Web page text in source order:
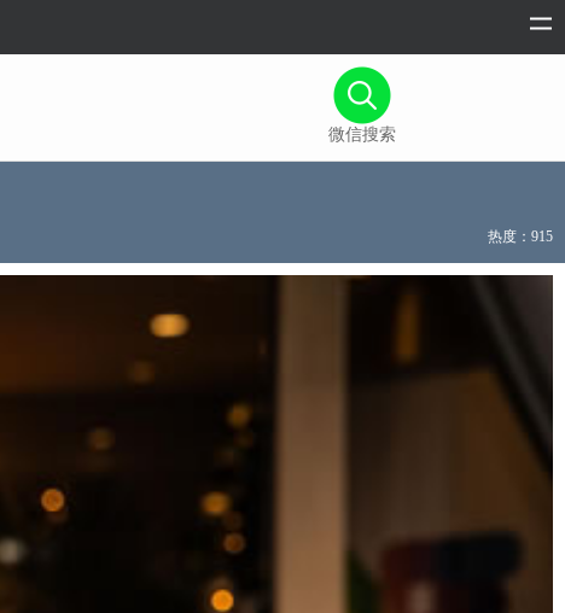
微信搜索
热度：915